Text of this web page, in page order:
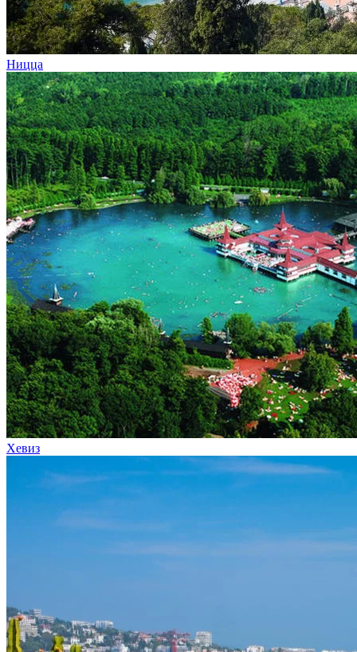
Ницца
Хевиз